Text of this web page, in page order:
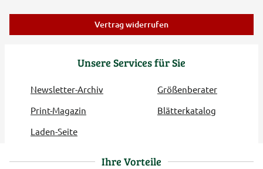
Unsere Services für Sie
Newsletter-Archiv
Größenberater
Print-Magazin
Blätterkatalog
Laden-Seite
Vertrag widerrufen
Ihre Vorteile